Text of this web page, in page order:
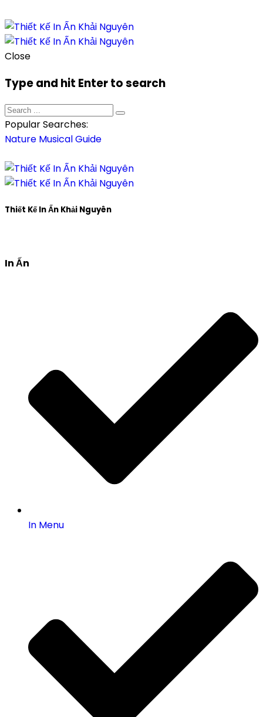
Close
Type and hit Enter to search
Popular Searches:
Nature MusicalGuide
Thiết Kế In Ấn Khải Nguyên
In Ấn
In Menu